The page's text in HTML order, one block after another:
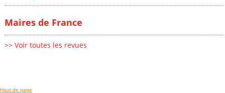
Maires de France
>> Voir toutes les revues
Haut de page